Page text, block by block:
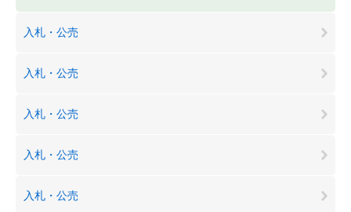
入札・公売
入札・公売
入札・公売
入札・公売
入札・公売